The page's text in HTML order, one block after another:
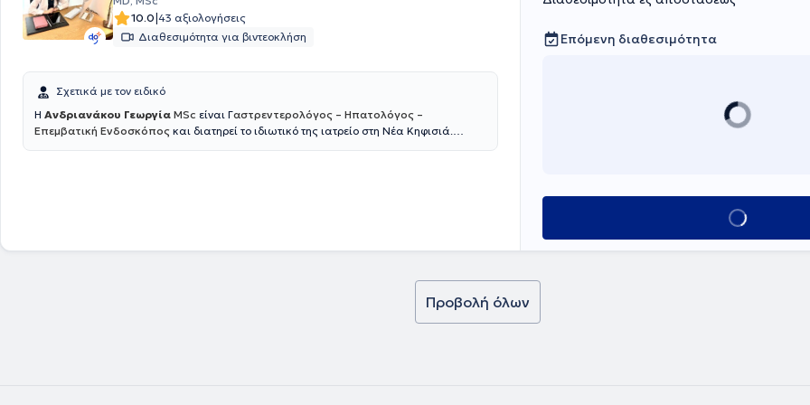
10.0|43 αξιολογήσεις
Διαθεσιμότητα για βιντεοκλήση
Σχετικά με τον ειδικό
H Ανδριανάκου Γεωργία MSc είναι Γαστρεντερολόγος – Ηπατολόγος –
Επεμβατική Ενδοσκόπος και διατηρεί το ιδιωτικό της ιατρείο στη Νέα Κηφισιά.
Bourgogne και έλαβε τον τίτλο της Γενικής Ιατρικής. Το 2015 ολοκλήρωσε επιτυχώς το
Πανεπιστημίου της Lille και του Πανεπιστημίου Sorbonne - Université Pierre- et-Marie-
Curie του Παρισίου. Το 2018 επέστρεψε στην Ελλάδα και ξεκίνησε την ειδίκευσή της
Επόμενη διαθεσιμότητα
Κλείσε ραντεβού
Προβολή όλων